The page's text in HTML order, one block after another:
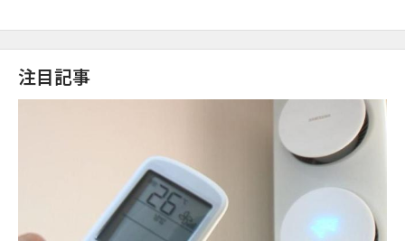
注目記事